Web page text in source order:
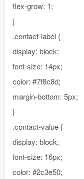
flex-grow: 1;
}
.contact-label {
display: block;
font-size: 14px;
color: #7f8c8d;
margin-bottom: 5px;
}
.contact-value {
display: block;
font-size: 16px;
color: #2c3e50;